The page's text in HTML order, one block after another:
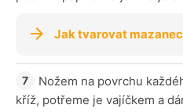
Jak tvarovat mazanec
Nožem na povrchu
kříž, potřeme je vajíčkem a